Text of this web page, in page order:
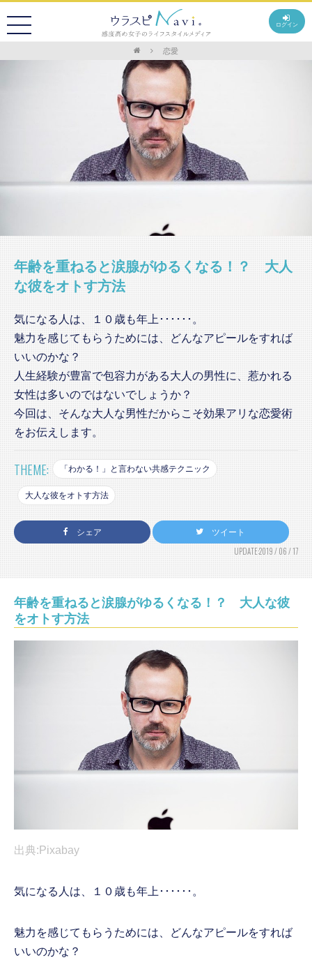
ログイン
恋愛
年齢を重ねると涙腺がゆるくなる！？ 大人
な彼をオトす方法
気になる人は、１０歳も年上･･････。
魅力を感じてもらうためには、どんなアピールをすれば
いいのかな？
人生経験が豊富で包容力がある大人の男性に、惹かれる
女性は多いのではないでしょうか？
今回は、そんな大人な男性だからこそ効果アリな恋愛術
をお伝えします。
THEME: 「わかる！」と言わない共感テクニック
大人な彼をオトす方法
シェア ツイート
UPDATE:2019 / 06 / 17
年齢を重ねると涙腺がゆるくなる！？ 大人な彼
をオトす方法
出典:Pixabay
気になる人は、１０歳も年上･･････。
魅力を感じてもらうためには、どんなアピールをすれば
いいのかな？